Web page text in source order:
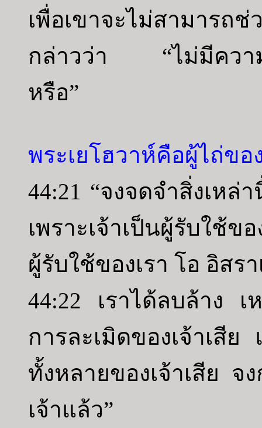
เพื่อเขาจะไม่สามารถ
กล่าวว่า “ไม่มีความ
หรือ”
พระเยโฮวาห์คือผู้ไถ่ขอ
44:21 “จงจดจำสิ่งเหล่
เพราะเจ้าเป็นผู้รับใช้
ผู้รับใช้ของเรา โอ อิสร
44:22 เราได้ลบล้าง
การละเมิดของเจ้าเสี
ทั้งหลายของเจ้าเสีย จ
เจ้าแล้ว”